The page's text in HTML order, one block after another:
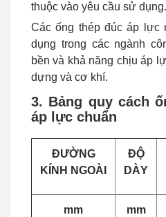
thuộc vào yêu cầu sử dụng.
Các ống thép đúc áp
dụng trong các ngành
bền và khả năng chịu áp
dựng và cơ khí.
3. Bảng quy cách
áp lực chuẩn
ĐƯỜNG
KÍNH NGOÀI
ĐỘ
DÀY
mm mm